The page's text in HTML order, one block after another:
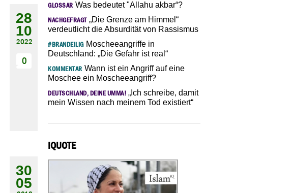
28
10
2022
0
30
05
GLOSSAR Was bedeutet "Allahu akbar“?
NACHGEFRAGT„Die Grenze am Himmel“
verdeutlicht die Absurdität von Rassismus
#BRANDEILIGMoscheeangriffe in
Deutschland: „Die Gefahr ist real“
KOMMENTAR Wann ist ein Angriff auf eine
Moschee ein Moscheeangriff?
DEUTSCHLAND, DEINE UMMA! „Ich schreibe, damit
mein Wissen nach meinem Tod existiert“
IQUOTE